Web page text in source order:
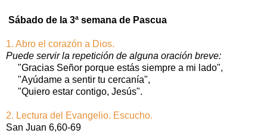
Sábado de la 3ª semana de Pascua
1. Abro el corazón a Dios.
Puede servir la repetición de alguna oración breve:
"Gracias Señor porque estás siempre a mi lado",
"Ayúdame a sentir tu cercanía",
"Quiero estar contigo, Jesús".
2. Lectura del Evangelio. Escucho.
San Juan 6,60-69